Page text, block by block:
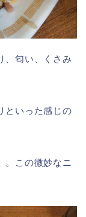
、匂い、くさみ
といった感じの
。この微妙なニ